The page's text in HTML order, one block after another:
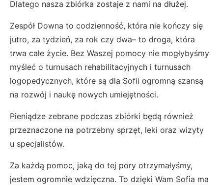
Dlatego nasza zbiórka zostaje z nami na dłużej.
Zespół Downa to codzienność, która nie kończy się
jutro, za tydzień, za rok czy dwa– to droga, która
trwa całe życie. Bez Waszej pomocy nie mogłybyśmy
myśleć o turnusach rehabilitacyjnych i turnusach
logopedycznych, które są dla Sofii ogromną szansą
na rozwój i naukę nowych umiejętności.
Pieniądze zebrane podczas zbiórki będą również
przeznaczone na potrzebny sprzęt, leki oraz wizyty
u specjalistów.
Za każdą pomoc, jaką do tej pory otrzymałyśmy,
jestem ogromnie wdzięczna. To dzięki Wam Sofia ma